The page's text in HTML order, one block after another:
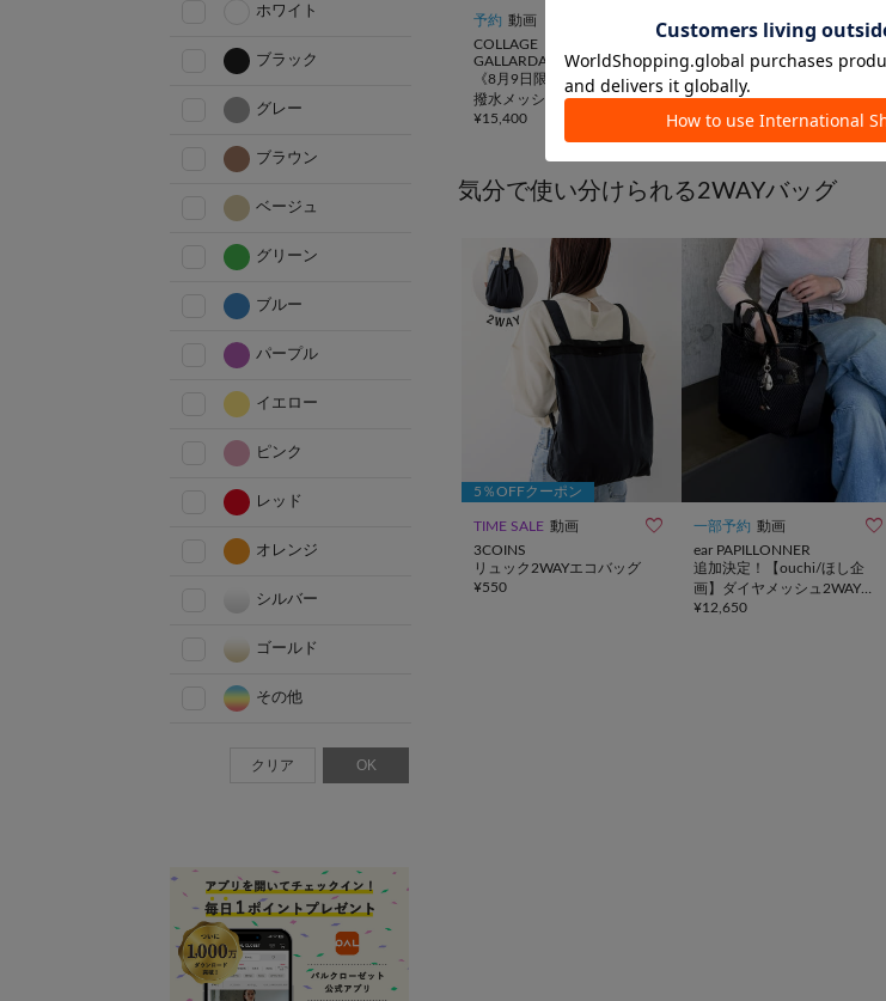
予約 動画 
COLLAGE
GALLARDAGALANTE
《8月9日限定 15%OFF》強
撥水メッシュ2WAYトートバ
ッグ
¥15,400
再入荷 TIME SALE 
【UNISEX】2WAY巾着バッ
グ/WEB限定カラーあり/キー
¥3,564 (10%OFF)
気分で使い分けられる2WAYバッグ
5％OFFクーポン
TIME SALE 動画 
3COINS
リュック2WAYエコバッグ
¥550
一部予約 動画 
ear PAPILLONNER
追加決定！【ouchi/ほし企
画】ダイヤメッシュ2WAYト
ートバッグ Sサイズ
¥12,650
ホワイト
ブラック
グレー
ブラウン
ベージュ
グリーン
ブルー
パープル
イエロー
ピンク
レッド
オレンジ
シルバー
ゴールド
その他
クリア OK